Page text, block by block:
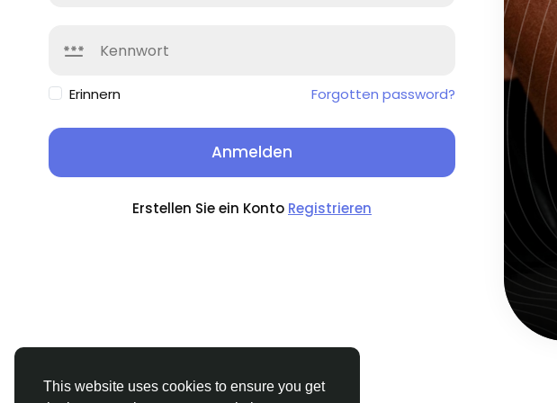
This website uses cookies to ensure you get
Erinnern Forgotten password?
Anmelden
Erstellen Sie ein Konto Registrieren